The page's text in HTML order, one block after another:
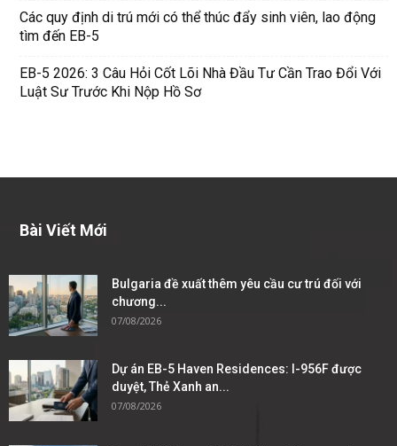
Các quy định di trú mới có thể thúc đẩy sinh viên, lao động
tìm đến EB-5
EB-5 2026: 3 Câu Hỏi Cốt Lõi Nhà Đầu Tư Cần Trao Đổi Với
Luật Sư Trước Khi Nộp Hồ Sơ
Bài Viết Mới
Bulgaria đề xuất thêm yêu cầu cư trú đối với
chương...
07/08/2026
Dự án EB-5 Haven Residences: I-956F được
duyệt, Thẻ Xanh an...
07/08/2026